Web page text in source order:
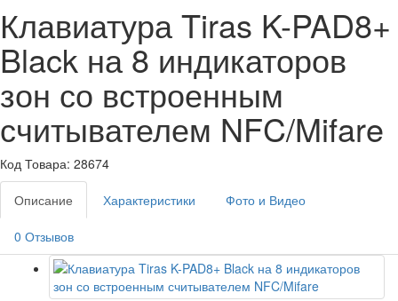
Клавиатура Tiras K-PAD8+
Black на 8 индикаторов
зон со встроенным
считывателем NFC/Mifare
Код Товара: 28674
Описание Характеристики Фото и Видео
0 Отзывов